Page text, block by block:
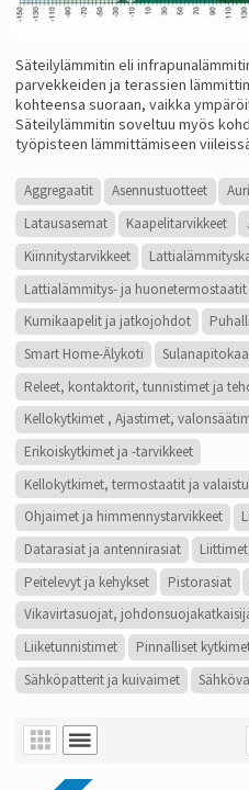
Säteilylämmitin eli
parvekkeiden ja terassien
kohteensa suoraan, vaikka
Säteilylämmitin soveltuu myös
työpisteen lämmittämiseen
Aggregaatit Asennustuotteet
Latausasemat
Kaapelitarvikkeet
Kiinnitystarvikkeet
Lattialämmitys- ja huonetermostaatit
Kumikaapelit ja jatkojohdot
Smart Home-Älykoti
Releet, kontaktorit, tunnistimet ja
Kellokytkimet , Ajastimet,
Erikoiskytkimet ja -tarvikkeet
Kellokytkimet, termostaatit ja
Ohjaimet ja himmennystarvikkeet
Datarasiat ja antennirasiat
Peitelevyt ja kehykset
Pistorasiat
Vikavirtasuojat,
Liiketunnistimet
Pinnalliset
Sähköpatterit ja kuivaimet